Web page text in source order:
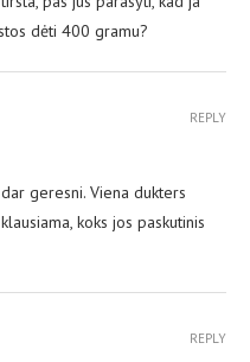
dėti 400 gramu?
geresni. Viena dukters
koks jos paskutinis
REPLY
REPLY